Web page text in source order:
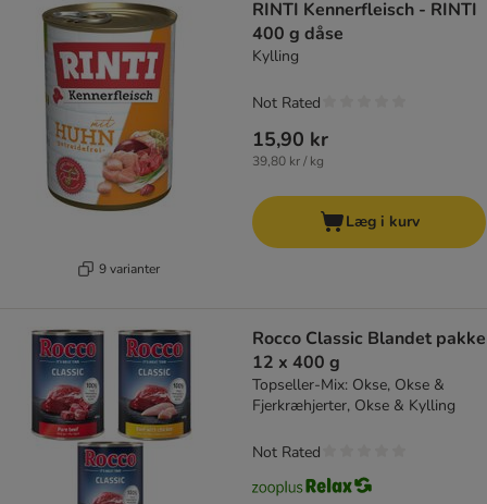
9 varianter
RINTI Kennerfleisch - RINTI
400 g dåse
Kylling
15,90 kr
39,80 kr / kg
Not Rated
Læg i kurv
Rocco Classic Blandet pakke
12 x 400 g
Topseller-Mix: Okse, Okse &
Fjerkræhjerter, Okse & Kylling
Not Rated